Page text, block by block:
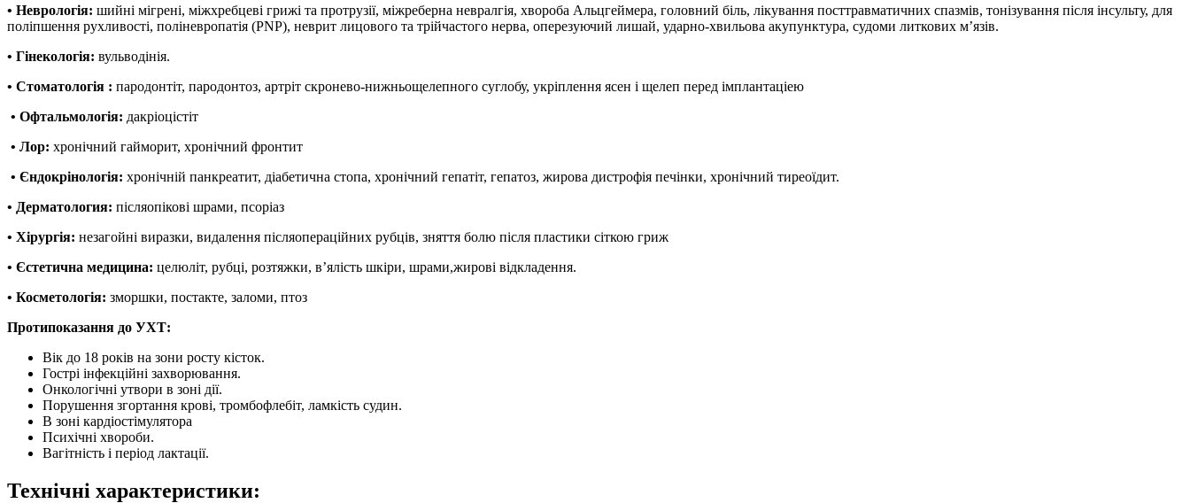
• Неврологія: шийні мігрені, міжхребцеві грижі та протрузії, міжреберна невралгія, хвороба Альцгеймера, головний біль, лікування посттравматичних спазмів, тонізування після інсульту, для
поліпшення рухливості, поліневропатія (PNP), неврит лицового та трійчастого нерва, оперезуючий лишай, ударно-хвильова акупунктура, судоми литкових м’язів.
• Гінекологія: вульводінія.
• Стоматологія : пародонтіт, пародонтоз, артріт скронево-нижньощелепного суглобу, укріплення ясен і щелеп перед імплантаціею
• Офтальмологія: дакріоцістіт
• Лор: хронічний гайморит, хронічний фронтит
• Єндокрінологія: хронічній панкреатит, діабетична стопа, хронічний гепатіт, гепатоз, жирова дистрофія печінки, хронічний тиреоїдит.
• Дерматология: післяопікові шрами, псоріаз
• Хірургія: незагойні виразки, видалення післяопераційних рубців, зняття болю після пластики сіткою гриж
• Єстетична медицина: целюліт, рубці, розтяжки, в’ялість шкіри, шрами,жирові відкладення.
• Косметологія: зморшки, постакте, заломи, птоз
Протипоказання до УХТ:
Вік до 18 років на зони росту кісток.
Гострі інфекційні захворювання.
Онкологічні утвори в зоні дії.
Порушення згортання крові, тромбофлебіт, ламкість судин.
В зоні кардіостімулятора
Психічні хвороби.
Вагітність і період лактації.
Технічні характеристики: